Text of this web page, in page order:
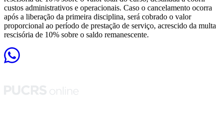
custos administrativos e operacionais. Caso o cancelamento ocorra
após a liberação da primeira disciplina, será cobrado o valor
proporcional ao período de prestação de serviço, acrescido da multa
rescisória de 10% sobre o saldo remanescente.